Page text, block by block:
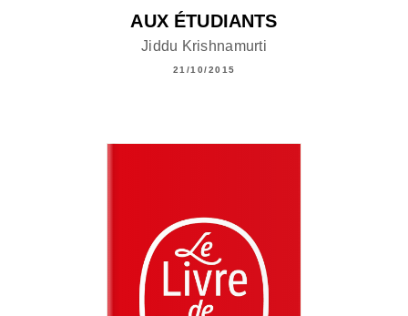
AUX ÉTUDIANTS
Jiddu Krishnamurti
21/10/2015